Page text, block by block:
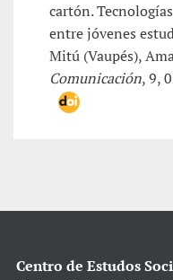
cartón.
entre jóvenes
Mitú (Vaupés),
Comunicación, 9,
Centro de Estudos